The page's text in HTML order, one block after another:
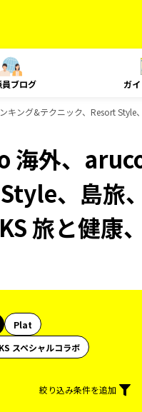
ブログ ガ
ング&テクニック、Resort Style
海外、
、島旅、
旅と健康、
Plat
スペシャルコラボ
絞り込み条件を追加